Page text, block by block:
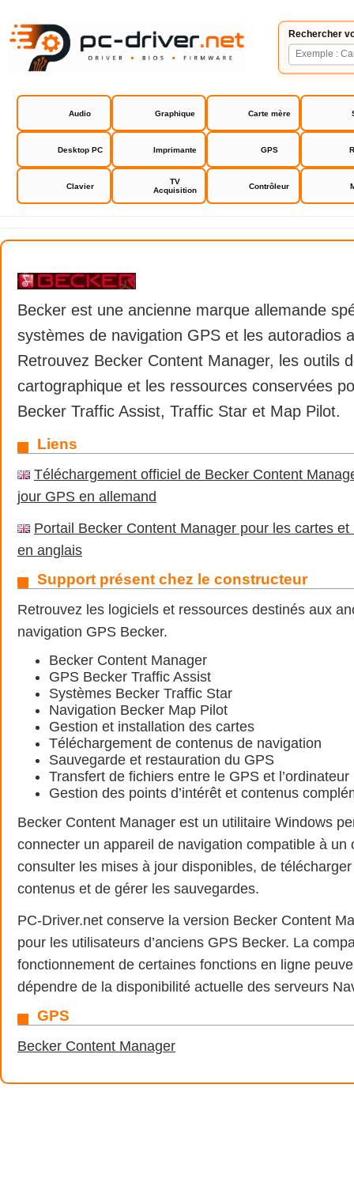
Rechercher
Audio Graphique Carte mère
Desktop PC Imprimante GPS
Clavier
TV
Acquisition
Contrôleur
Becker
Becker est une ancienne marque allemande
systèmes de navigation GPS et les autoradios
Retrouvez Becker Content Manager, les outils
cartographique et les ressources conservées
Becker Traffic Assist, Traffic Star et Map Pilot.
Liens
Téléchargement officiel de Becker Content
jour GPS en allemand
Portail Becker Content Manager pour les cartes
en anglais
Support présent chez le constructeur
Retrouvez les logiciels et ressources destinés aux
navigation GPS Becker.
Becker Content Manager
GPS Becker Traffic Assist
Systèmes Becker Traffic Star
Navigation Becker Map Pilot
Gestion et installation des cartes
Téléchargement de contenus de navigation
Sauvegarde et restauration du GPS
Transfert de fichiers entre le GPS et l’ordinateur
Gestion des points d’intérêt et contenus
Becker Content Manager est un utilitaire Windows
connecter un appareil de navigation compatible à un
consulter les mises à jour disponibles, de
contenus et de gérer les sauvegardes.
PC-Driver.net conserve la version Becker Content
pour les utilisateurs d’anciens GPS Becker. La
fonctionnement de certaines fonctions en ligne
dépendre de la disponibilité actuelle des serveurs
GPS
Becker Content Manager